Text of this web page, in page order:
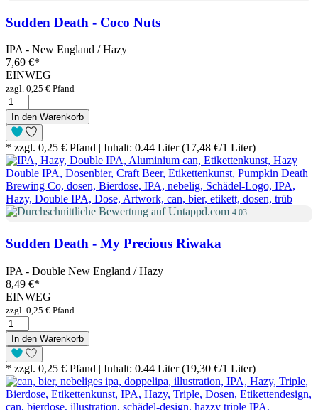
Sudden Death - Coco Nuts
IPA - New England / Hazy
7,69 €*
EINWEG
zzgl. 0,25 € Pfand
In den Warenkorb
* zzgl. 0,25 € Pfand | Inhalt: 0.44 Liter (17,48 €/1 Liter)
4.03
Sudden Death - My Precious Riwaka
IPA - Double New England / Hazy
8,49 €*
EINWEG
zzgl. 0,25 € Pfand
In den Warenkorb
* zzgl. 0,25 € Pfand | Inhalt: 0.44 Liter (19,30 €/1 Liter)